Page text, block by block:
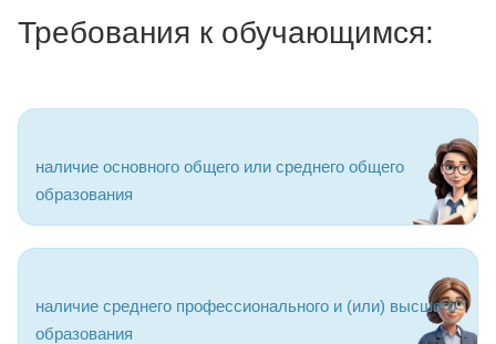
Требования к обучающимся:
наличие основного общего или среднего общего
образования
наличие среднего профессионального и (или) высшего
образования